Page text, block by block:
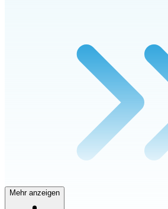
Mehr anzeigen